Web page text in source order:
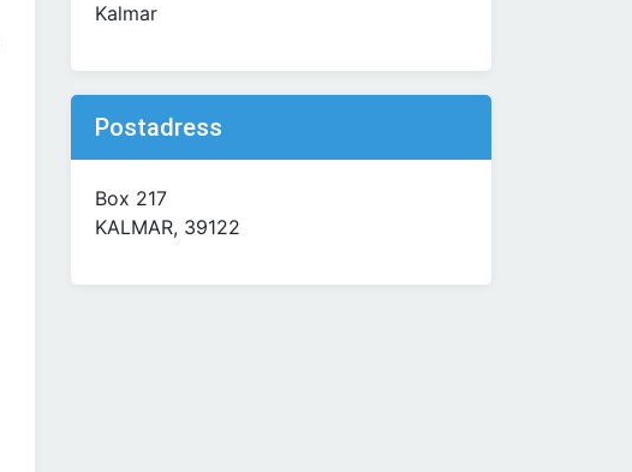
Kalmar
Postadress
Box 217
KALMAR, 39122